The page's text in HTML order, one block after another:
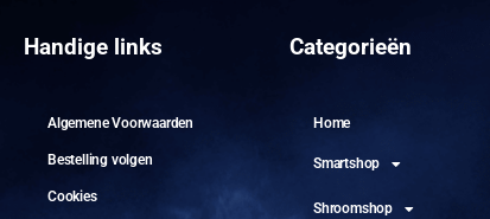
Handige links
Algemene Voorwaarden
Bestelling volgen
Cookies
Categorieën
Home
Smartshop
Shroomshop